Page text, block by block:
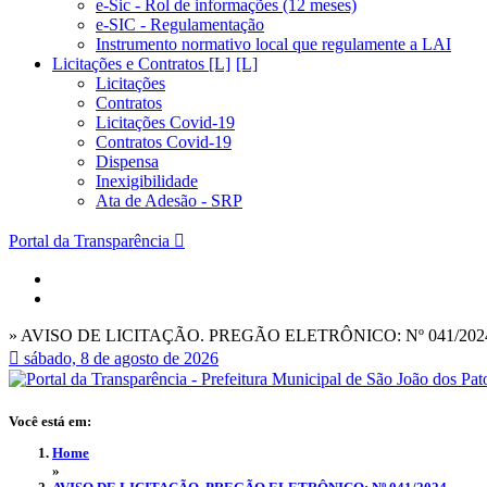
e-Sic - Rol de informações (12 meses)
e-SIC - Regulamentação
Instrumento normativo local que regulamente a LAI
Licitações e Contratos [L]
Licitações
Contratos
Licitações Covid-19
Contratos Covid-19
Dispensa
Inexigibilidade
Ata de Adesão - SRP
Portal da Transparência
» AVISO DE LICITAÇÃO. PREGÃO ELETRÔNICO: Nº 041/
sábado, 8 de agosto de 2026
Você está em:
Home
»